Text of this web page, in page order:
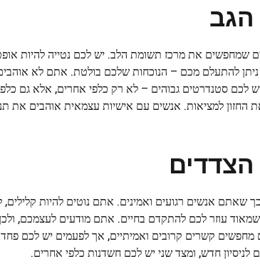
הגב
את מרכז תשומת הלב. יש לכם נטייה להיות
להתעלם מכם – הנוכחות שלכם בולטת. אתם לא
יש לכם סטנדרטים גבוהים – לא רק כלפי אחרים, אלא גם
למציאות. אנשים עם אישיות עצמאית אוהבים את
שאתם אנשים רגועים ואמינים. אתם נוטים להיות קלילים,
שמאוד עוזר לכם להתקדם בחיים. אתם מודעים לעצמכם,
מחפשים קשרים קרובים ואמיתיים, אך לפעמים יש לכם
חדש, ומצד שני יש לכם חשדנות כלפי אחרים.